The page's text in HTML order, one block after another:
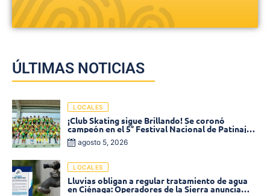
ÚLTIMAS NOTICIAS
LOCALES
¡Club Skating sigue Brillando! Se coronó
campeón en el 5° Festival Nacional de Patinaje
«Soledad sobre Ruedas»
agosto 5, 2026
LOCALES
Lluvias obligan a regular tratamiento de agua
en Ciénaga: Operadores de la Sierra anuncia